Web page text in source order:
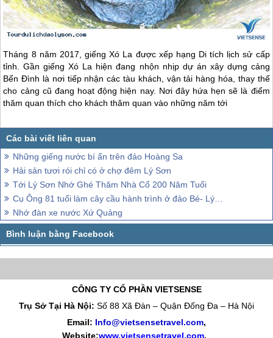
Tháng 8 năm 2017, giếng Xó La được xếp hạng Di tích lịch sử cấp
tỉnh. Gần giếng Xó La hiện đang nhộn nhịp dự án xây dựng cảng
Bến Đình là nơi tiếp nhận các tàu khách, vận tải hàng hóa, thay thế
cho cảng cũ đang hoạt động hiện nay. Nơi đây hứa hẹn sẽ là điểm
thăm quan thích cho khách thăm quan vào những năm tới
Những giếng nước bí ẩn trên đảo Hoàng Sa
Hải sản tươi rói chỉ có ở chợ đêm Lý Sơn
Tới Lý Sơn Nhớ Ghé Thăm Nhà Cổ 200 Năm Tuổi
Cụ Ông 81 tuổi làm cây cầu hành trình ở đảo Bé- Lý Sơn
Nhớ đàn xe nước Xứ Quảng
CÔNG TY CỔ PHẦN VIETSENSE
Trụ Sở Tại Hà Nội: Số 88 Xã Đàn – Quận Đống Đa – Hà Nội
Email: Info@vietsensetravel.com,
Website:www.vietsensetravel.com,